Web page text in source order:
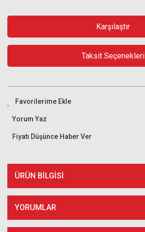
Karşılaştır
Taksit Seçenekleri
Yorum Yaz
Fiyatı Düşünce Haber Ver
ÜRÜN BILGISI
YORUMLAR